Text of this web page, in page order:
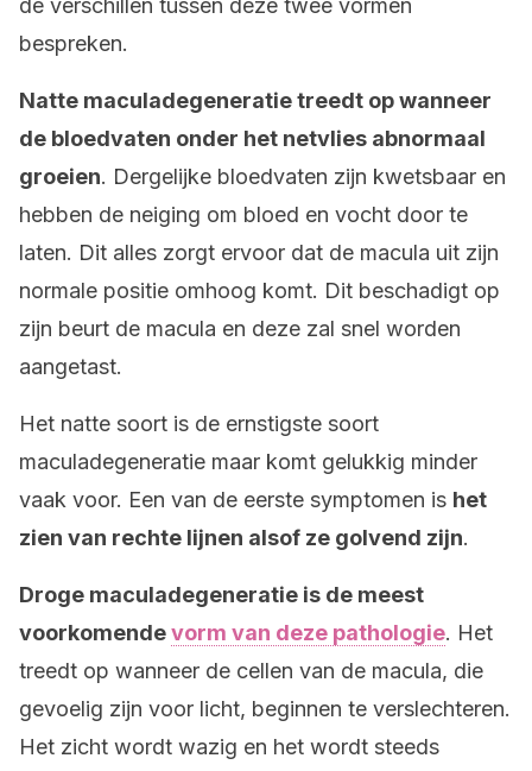
de verschillen tussen deze twee vormen
bespreken.
Natte maculadegeneratie treedt op wanneer
de bloedvaten onder het netvlies abnormaal
groeien. Dergelijke bloedvaten zijn kwetsbaar en
hebben de neiging om bloed en vocht door te
laten. Dit alles zorgt ervoor dat de macula uit zijn
normale positie omhoog komt. Dit beschadigt op
zijn beurt de macula en deze zal snel worden
aangetast.
Het natte soort is de ernstigste soort
maculadegeneratie maar komt gelukkig minder
vaak voor. Een van de eerste symptomen is het
zien van rechte lijnen alsof ze golvend zijn.
Droge maculadegeneratie is de meest
voorkomendevorm van deze pathologie. Het
treedt op wanneer de cellen van de macula, die
gevoelig zijn voor licht, beginnen te verslechteren.
Het zicht wordt wazig en het wordt steeds